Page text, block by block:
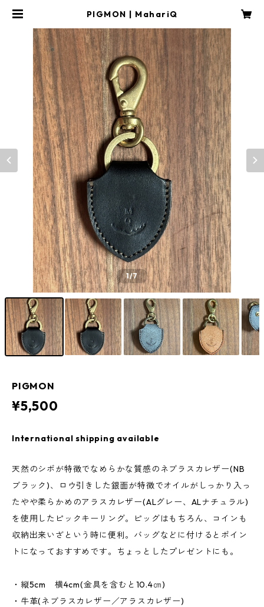
PIGMON | MahariQ
1/7
PIGMON
¥5,500
International shipping available
天然のシボが特徴でなめらかな質感のネブラスカレザー(NB
ブラック)、ロウ引きした銀面が特徴でオイルがしっかり入っ
たやや柔らかめのアラスカレザー(ALグレー、ALナチュラル)
を使用したピックキーリング。ピッグはもちろん、コインも
収納出来いざという時に便利。バッグなどに付けるとポイン
トになっておすすめです。ちょっとしたプレゼントにも。
・縦5cm 横4cm(金具を含むと10.4㎝)
・牛革(ネブラスカレザー／アラスカレザー)